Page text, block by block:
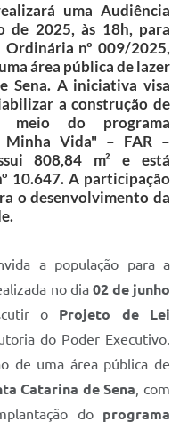
uma Audiência
de 2025, às 18h, para
nº 009/2025,
área pública de lazer
Sena. A iniciativa visa
a construção de
meio do programa
Minha Vida" – FAR –
808,84 m² e está
10.647. A participação
o desenvolvimento da
a população para a
no dia 02 de junho
o Projeto de Lei
do Poder Executivo.
de uma área pública de
Catarina de Sena, com
do programa